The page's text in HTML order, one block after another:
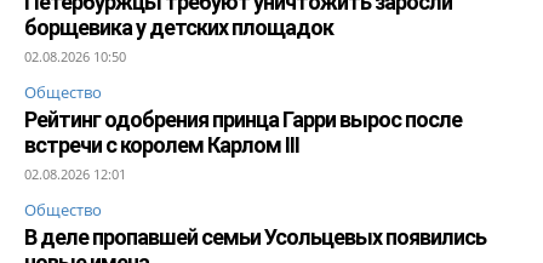
борщевика у детских площадок
02.08.2026 10:50
Общество
Рейтинг одобрения принца Гарри вырос после
встречи с королем Карлом III
02.08.2026 12:01
Общество
В деле пропавшей семьи Усольцевых появились